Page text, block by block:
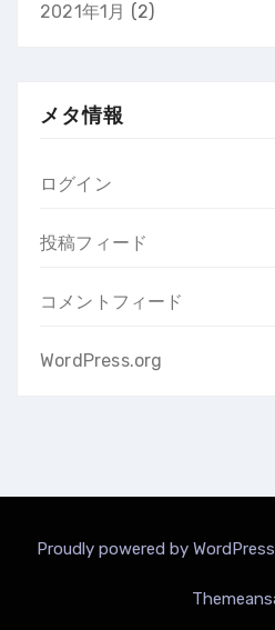
2021年1月 (2)
メタ情報
ログイン
投稿フィード
コメントフィード
WordPress.org
Proudly powered by WordPress